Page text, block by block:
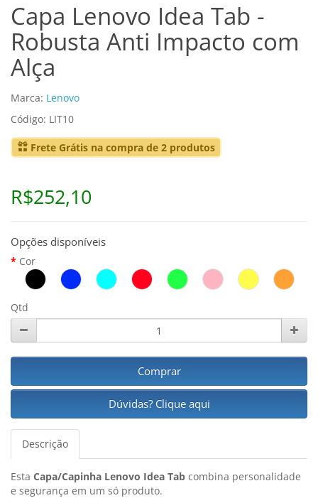
Capa Lenovo Idea Tab -
Robusta Anti Impacto com
Alça
Marca: Lenovo
Código: LIT10
Frete Grátis na compra de 2 produtos
R$252,10
Opções disponíveis
Cor
Qtd
Comprar
Dúvidas? Clique aqui
Descrição
Esta Capa/Capinha Lenovo Idea Tab combina personalidade
e segurança em um só produto.